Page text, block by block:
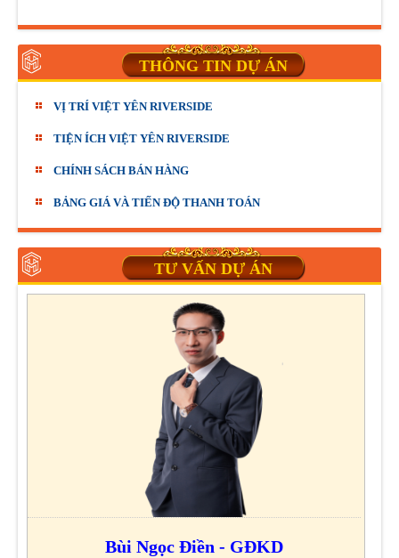
THÔNG TIN DỰ ÁN
VỊ TRÍ VIỆT YÊN RIVERSIDE
TIỆN ÍCH VIỆT YÊN RIVERSIDE
CHÍNH SÁCH BÁN HÀNG
BẢNG GIÁ VÀ TIẾN ĐỘ THANH TOÁN
TƯ VẤN DỰ ÁN
Bùi Ngọc Điền - GĐKD